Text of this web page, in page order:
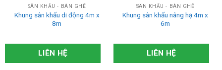
SÂN KHẤU - BÀN GHẾ
Khung sân khấu di động 4m x
8m
LIÊN HỆ
SÂN KHẤU - BÀN GHẾ
Khung sân khấu nâng hạ 4m x
6m
LIÊN HỆ